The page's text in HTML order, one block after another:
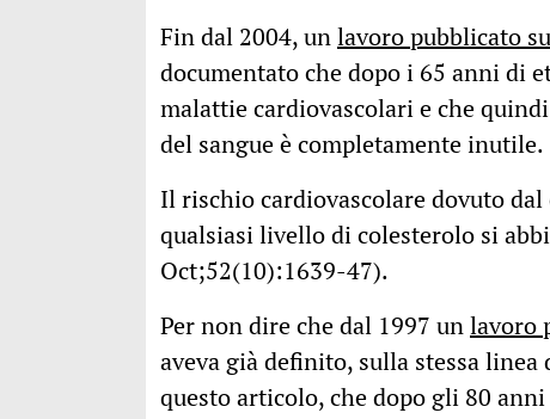
Fin dal 2004, unlavoro pubblicato
documentato che dopo i 65 anni di
malattie cardiovascolari e che
del sangue è completamente inutile.
Il rischio cardiovascolare dovuto
qualsiasi livello di colesterolo si
Oct;52(10):1639-47).
Per non dire che dal 1997 unlavoro
aveva già definito, sulla stessa
questo articolo, che dopo gli 80